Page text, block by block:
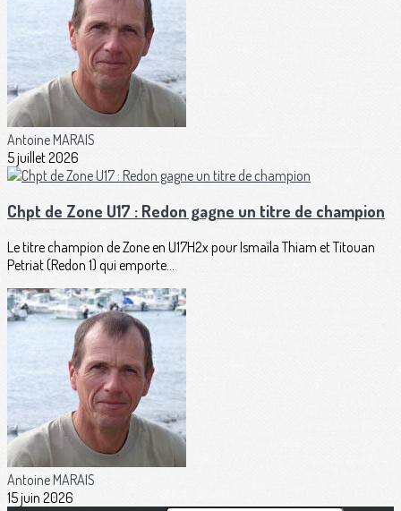
Antoine MARAIS
5 juillet 2026
Chpt de Zone U17 : Redon gagne un titre de champion
Le titre champion de Zone en U17H2x pour Ismaïla Thiam et Titouan
Petriat (Redon 1) qui emporte...
Antoine MARAIS
15 juin 2026